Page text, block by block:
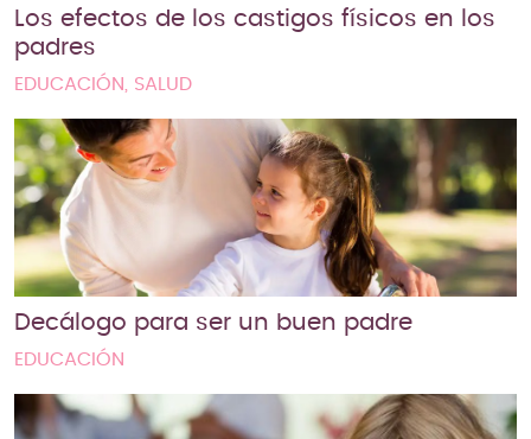
Los efectos de los castigos físicos en los
padres
EDUCACIÓN, SALUD
Decálogo para ser un buen padre
EDUCACIÓN